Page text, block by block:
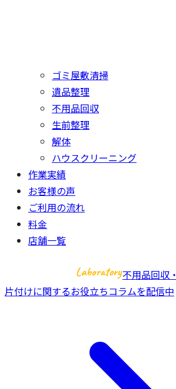
ゴミ屋敷清掃
遺品整理
不用品回収
生前整理
解体
ハウスクリーニング
作業実績
お客様の声
ご利用の流れ
料金
店舗一覧
不用品回収・
片付けに関するお役立ちコラムを配信中